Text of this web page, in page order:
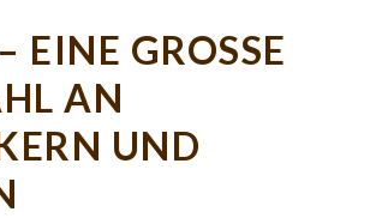
EINE GROSSE
AN
UND